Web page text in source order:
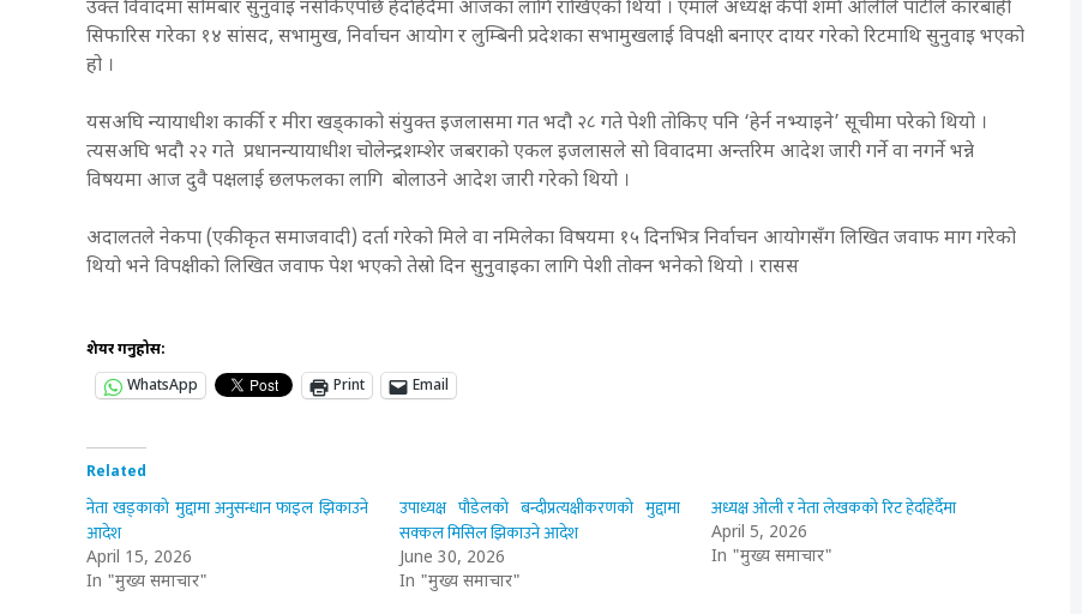
उक्त विवादमा सोमबार सुनुवाइ नसकिएपछि हेर्दाहेर्दैमा आजका लागि राखिएको थियो । एमाले अध्यक्ष केपी शर्मा ओलीले पार्टीले कारबाही
सिफारिस गरेका १४ सांसद, सभामुख, निर्वाचन आयोग र लुम्बिनी प्रदेशका सभामुखलाई विपक्षी बनाएर दायर गरेको रिटमाथि सुनुवाइ भएको
हो ।
यसअघि न्यायाधीश कार्की र मीरा खड्काको संयुक्त इजलासमा गत भदौ २८ गते पेशी तोकिए पनि ‘हेर्न नभ्याइने’ सूचीमा परेको थियो ।
त्यसअघि भदौ २२ गते प्रधानन्यायाधीश चोलेन्द्रशम्शेर जबराको एकल इजलासले सो विवादमा अन्तरिम आदेश जारी गर्ने वा नगर्ने भन्ने
विषयमा आज दुवै पक्षलाई छलफलका लागि बोलाउने आदेश जारी गरेको थियो ।
अदालतले नेकपा (एकीकृत समाजवादी) दर्ता गरेको मिले वा नमिलेका विषयमा १५ दिनभित्र निर्वाचन आयोगसँग लिखित जवाफ माग गरेको
थियो भने विपक्षीको लिखित जवाफ पेश भएको तेस्रो दिन सुनुवाइका लागि पेशी तोक्न भनेको थियो । रासस
शेयर गर्नुहोस:
WhatsApp
Print Email
Related
नेता खड्काको मुद्दामा अनुसन्धान फाइल झिकाउने
आदेश
April 15, 2026
In "मुख्य समाचार"
उपाध्यक्ष पौडेलको बन्दीप्रत्यक्षीकरणको मुद्दामा
सक्कल मिसिल झिकाउने आदेश
June 30, 2026
In "मुख्य समाचार"
अध्यक्ष ओली र नेता लेखकको रिट हेर्दाहेर्दैमा
April 5, 2026
In "मुख्य समाचार"